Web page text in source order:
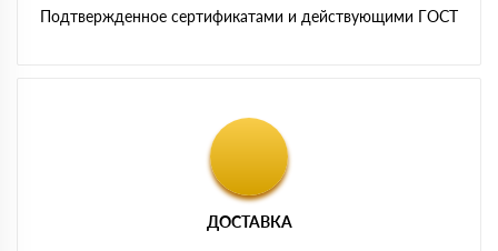
Подтвержденное сертификатами и действующими ГОСТ
ДОСТАВКА